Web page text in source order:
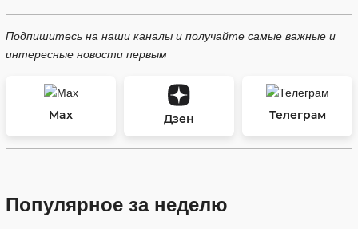
Подпишитесь на наши каналы и получайте самые важные и
интересные новости первым
Max Дзен Телеграм
Популярное за неделю